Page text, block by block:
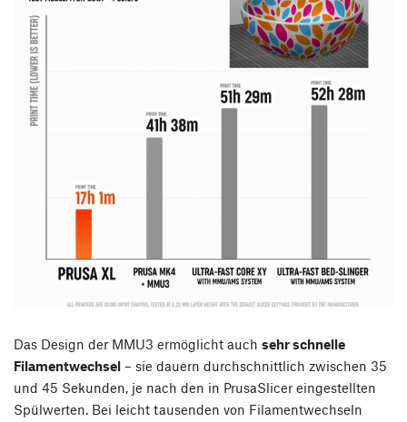
Das Design der MMU3 ermöglicht auch sehr schnelle
Filamentwechsel – sie dauern durchschnittlich zwischen 35
und 45 Sekunden, je nach den in PrusaSlicer eingestellten
Spülwerten. Bei leicht tausenden von Filamentwechseln